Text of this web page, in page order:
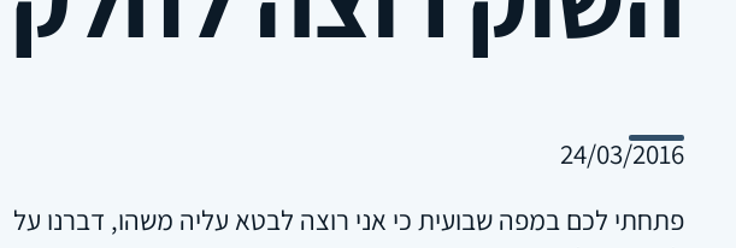
24/03/2016
פתחתי לכם במפה שבועית כי אני רוצה לבטא עליה משהו, דברנו על